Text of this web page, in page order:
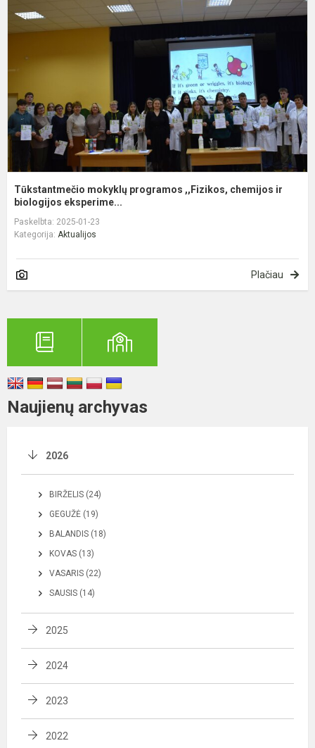
Tūkstantmečio mokyklų programos ,,Fizikos, chemijos ir
biologijos eksperime...
Paskelbta: 2025-01-23
Kategorija: Aktualijos
Plačiau
Naujienų archyvas
2026
BIRŽELIS (24)
GEGUŽĖ (19)
BALANDIS (18)
KOVAS (13)
VASARIS (22)
SAUSIS (14)
2025
2024
2023
2022